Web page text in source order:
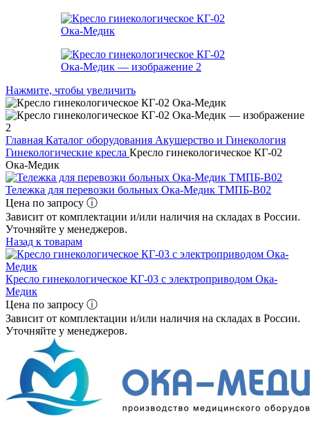
Нажмите, чтобы увеличить
Главная Каталог оборудования Акушерство и Гинекология
Гинекологические кресла Кресло гинекологическое КГ-02
Ока-Медик
Тележка для перевозки больных Ока-Медик ТМПБ-В02
Цена по запросу ⓘ
Зависит от комплектации и/или наличия на складах в России.
Уточняйте у менеджеров.
Назад к товарам
Кресло гинекологическое КГ-03 с электроприводом Ока-
Медик
Цена по запросу ⓘ
Зависит от комплектации и/или наличия на складах в России.
Уточняйте у менеджеров.